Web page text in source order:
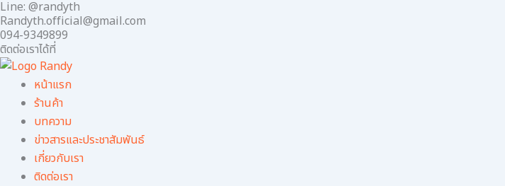
Skip
to
content
Line: @randyth
Randyth.official@gmail.com
094-9349899
ติดต่อเราได้ที่
หน้าแรก
ร้านค้า
บทความ
ข่าวสารและประชาสัมพันธ์
เกี่ยวกับเรา
ติดต่อเรา